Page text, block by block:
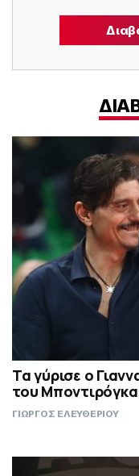
Τα γύρισε ο
του
ΓΙΩΡΓΟΣ ΕΛΕΥΘΕΡΙΟΥ